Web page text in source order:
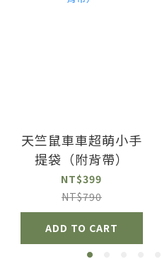
天竺鼠車車超萌小手
提袋（附背帶）
NT$399
NT$790
ADD TO CART